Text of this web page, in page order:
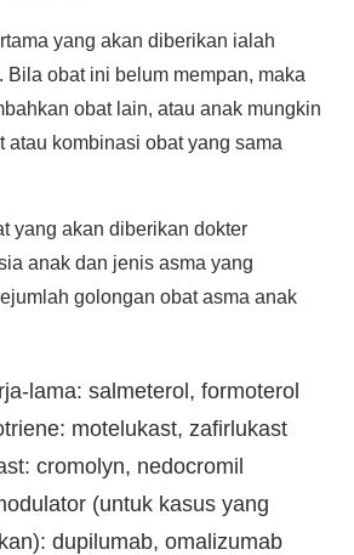
yang akan diberikan ialah
Bila obat ini belum mempan, maka
obat lain, atau anak mungkin
atau kombinasi obat yang sama
yang akan diberikan dokter
anak dan jenis asma yang
golongan obat asma anak
lama: salmeterol, formoterol
motelukast, zafirlukast
cromolyn, nedocromil
(untuk kasus yang
dupilumab, omalizumab